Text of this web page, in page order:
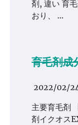
剤, 違い 育
おり、 …
育毛剤成
2022/02/
主要育毛剤
剤イクオス